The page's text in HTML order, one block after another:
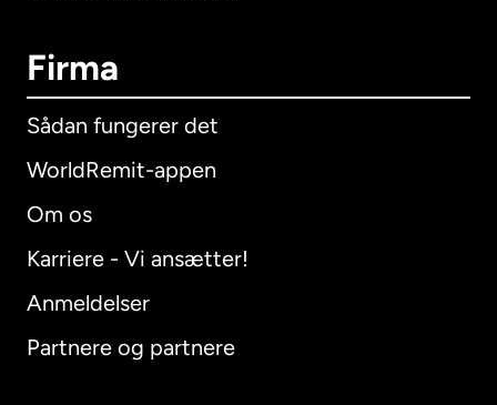
Firma
Sådan fungerer det
WorldRemit-appen
Om os
Karriere - Vi ansætter!
Anmeldelser
Partnere og partnere